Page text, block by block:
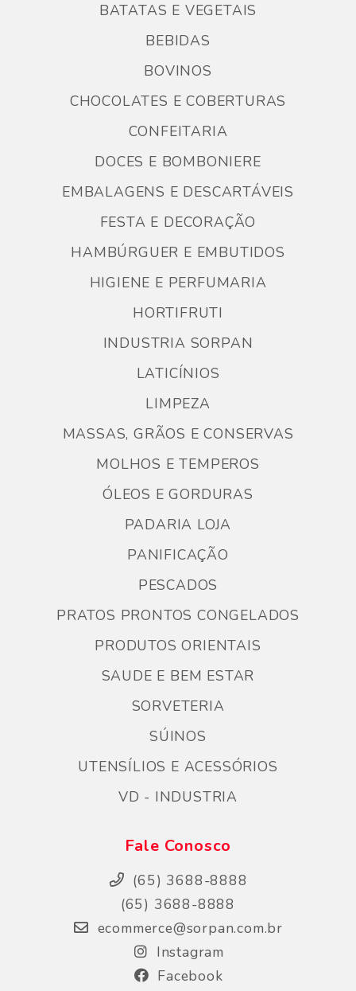
BATATAS E VEGETAIS
BEBIDAS
BOVINOS
CHOCOLATES E COBERTURAS
CONFEITARIA
DOCES E BOMBONIERE
EMBALAGENS E DESCARTÁVEIS
FESTA E DECORAÇÃO
HAMBÚRGUER E EMBUTIDOS
HIGIENE E PERFUMARIA
HORTIFRUTI
INDUSTRIA SORPAN
LATICÍNIOS
LIMPEZA
MASSAS, GRÃOS E CONSERVAS
MOLHOS E TEMPEROS
ÓLEOS E GORDURAS
PADARIA LOJA
PANIFICAÇÃO
PESCADOS
PRATOS PRONTOS CONGELADOS
PRODUTOS ORIENTAIS
SAUDE E BEM ESTAR
SORVETERIA
SÚINOS
UTENSÍLIOS E ACESSÓRIOS
VD - INDUSTRIA
Fale Conosco
(65) 3688-8888
(65) 3688-8888
ecommerce@sorpan.com.br
Instagram
Facebook